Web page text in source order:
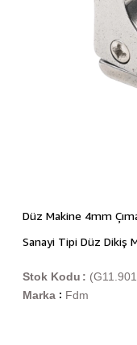
Düz Makine 4mm
Sanayi Tipi Düz Dikiş
Stok Kodu
Marka : Fdm